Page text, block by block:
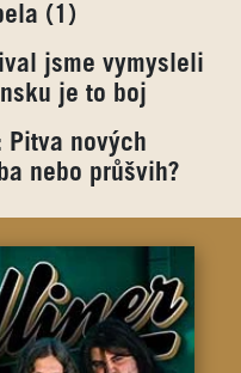
(1)
jsme vymysleli
je to boj
Pitva nových
nebo průšvih?